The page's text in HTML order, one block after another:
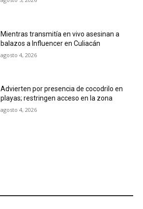
Mientras transmitía en vivo asesinan a
balazos a Influencer en Culiacán
agosto 4, 2026
Advierten por presencia de cocodrilo en
playas; restringen acceso en la zona
agosto 4, 2026